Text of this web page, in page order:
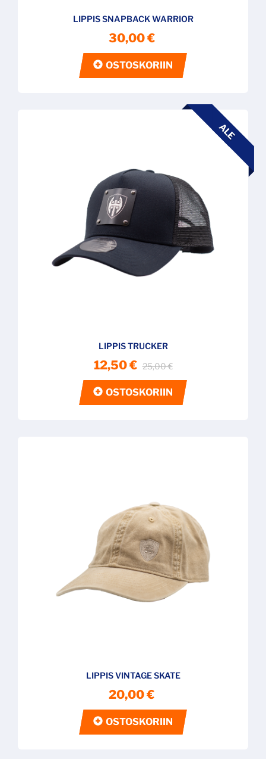
LIPPIS SNAPBACK WARRIOR
30,00 €
OSTOSKORIIN
ALE
LIPPIS TRUCKER
12,50 € 25,00 €
OSTOSKORIIN
LIPPIS VINTAGE SKATE
20,00 €
OSTOSKORIIN